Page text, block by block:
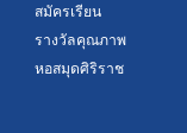
สมัครเรียน
รางวัลคุณภาพ
หอสมุดศิริราช